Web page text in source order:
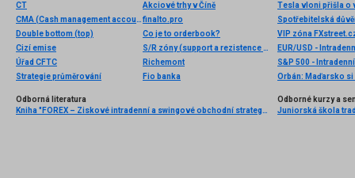
CT
CMA (Cash management account)
Double bottom (top)
Cizí emise
Úřad CFTC
Strategie průměrování
Akciové trhy v Číně
finalto.pro
Co je to orderbook?
S/R zóny (support a rezistence zóny)
Richemont
Fio banka
Tesla vloni přišla o
EUR/USD -
S&P 500 -
Odborná literatura
Kniha "FOREX – Ziskové intradenní a swingové obchodní strategie" od Kathy Lien vychází v češtině!
Odborné kurzy a
Juniorská škola